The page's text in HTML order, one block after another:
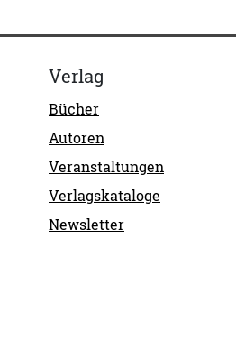
Verlag
Bücher
Autoren
Veranstaltungen
Verlagskataloge
Newsletter